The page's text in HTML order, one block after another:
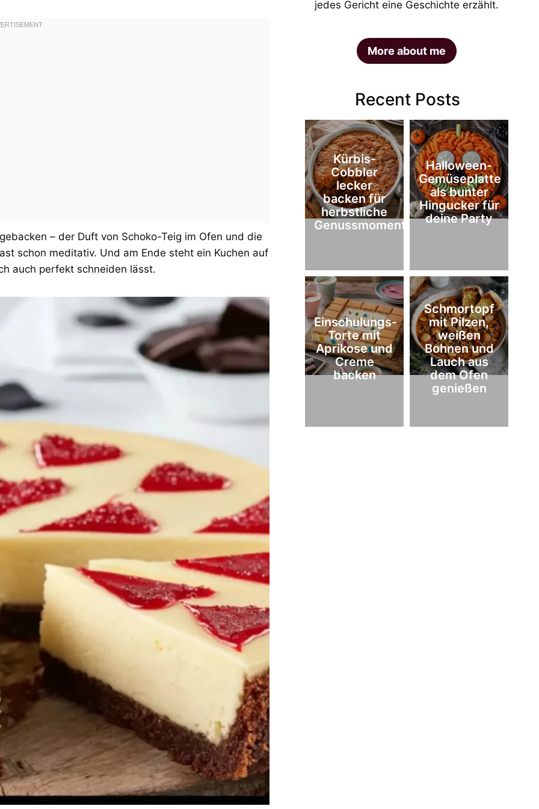
– der Duft von Schoko-Teig im Ofen und die
schon meditativ. Und am Ende steht ein Kuchen auf
auch perfekt schneiden lässt.
jedes Gericht eine Geschichte erzählt.
More about me
Recent Posts
Kürbis-
Cobbler
lecker
backen für
herbstliche
Genussmomente
Halloween-
Gemüseplatte
als bunter
Hingucker für
deine Party
Einschulungs-
Torte mit
Aprikose und
Creme
backen
Schmortopf
mit Pilzen,
weißen
Bohnen und
Lauch aus
dem Ofen
genießen